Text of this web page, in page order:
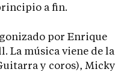
a fin.
por Enrique
La música viene de la
y coros), Micky